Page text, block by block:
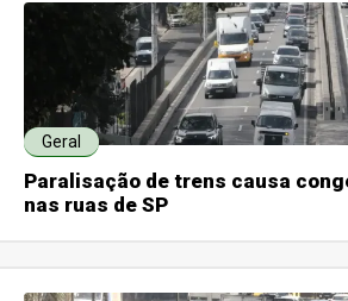
Geral
Paralisação de trens causa
nas ruas de SP